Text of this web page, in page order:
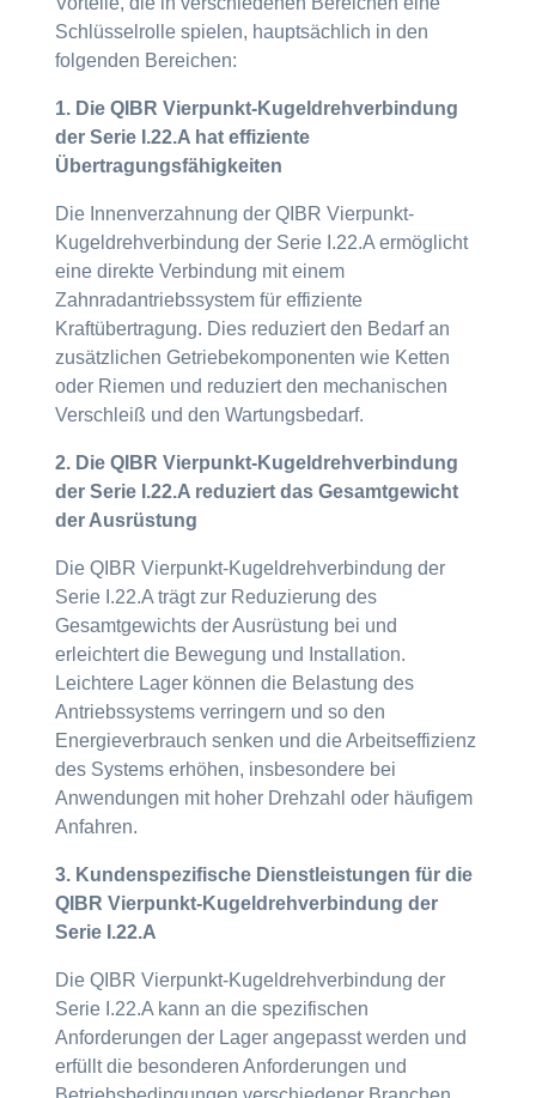
Schlüsselrolle spielen, hauptsächlich in den
folgenden Bereichen:
1. Die QIBR Vierpunkt-Kugeldrehverbindung
der Serie I.22.A hat effiziente
Übertragungsfähigkeiten
Die Innenverzahnung der QIBR Vierpunkt-
Kugeldrehverbindung der Serie I.22.A ermöglicht
eine direkte Verbindung mit einem
Zahnradantriebssystem für effiziente
Kraftübertragung. Dies reduziert den Bedarf an
zusätzlichen Getriebekomponenten wie Ketten
oder Riemen und reduziert den mechanischen
Verschleiß und den Wartungsbedarf.
2. Die QIBR Vierpunkt-Kugeldrehverbindung
der Serie I.22.A reduziert das Gesamtgewicht
der Ausrüstung
Die QIBR Vierpunkt-Kugeldrehverbindung der
Serie I.22.A trägt zur Reduzierung des
Gesamtgewichts der Ausrüstung bei und
erleichtert die Bewegung und Installation.
Leichtere Lager können die Belastung des
Antriebssystems verringern und so den
Energieverbrauch senken und die Arbeitseffizienz
des Systems erhöhen, insbesondere bei
Anwendungen mit hoher Drehzahl oder häufigem
Anfahren.
3. Kundenspezifische Dienstleistungen für die
QIBR Vierpunkt-Kugeldrehverbindung der
Serie I.22.A
Die QIBR Vierpunkt-Kugeldrehverbindung der
Serie I.22.A kann an die spezifischen
Anforderungen der Lager angepasst werden und
erfüllt die besonderen Anforderungen und